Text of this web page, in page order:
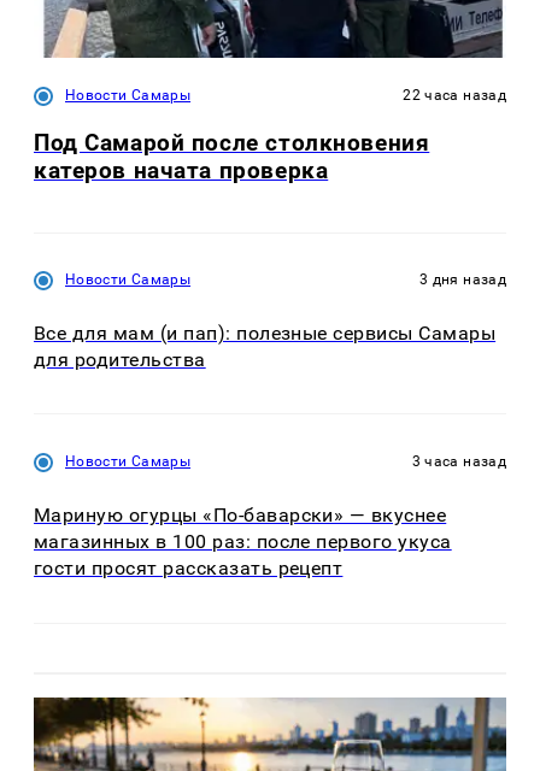
Новости Самары 22 часа назад
Под Самарой после столкновения
катеров начата проверка
Новости Самары 3 дня назад
Все для мам (и пап): полезные сервисы Самары
для родительства
Новости Самары 3 часа назад
Мариную огурцы «По-баварски» — вкуснее
магазинных в 100 раз: после первого укуса
гости просят рассказать рецепт